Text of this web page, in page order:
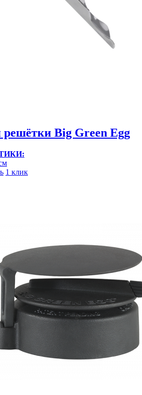
решётки Big Green Egg
1 клик